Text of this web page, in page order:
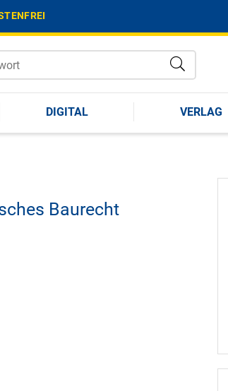
DIGITAL VERLAG
Baurecht